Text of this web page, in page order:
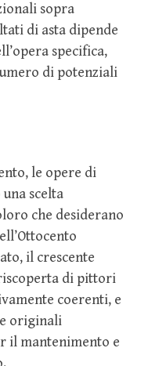
sopra
di asta dipende
specifica,
di potenziali
le opere di
scelta
che desiderano
il crescente
di pittori
coerenti, e
originali
il mantenimento e